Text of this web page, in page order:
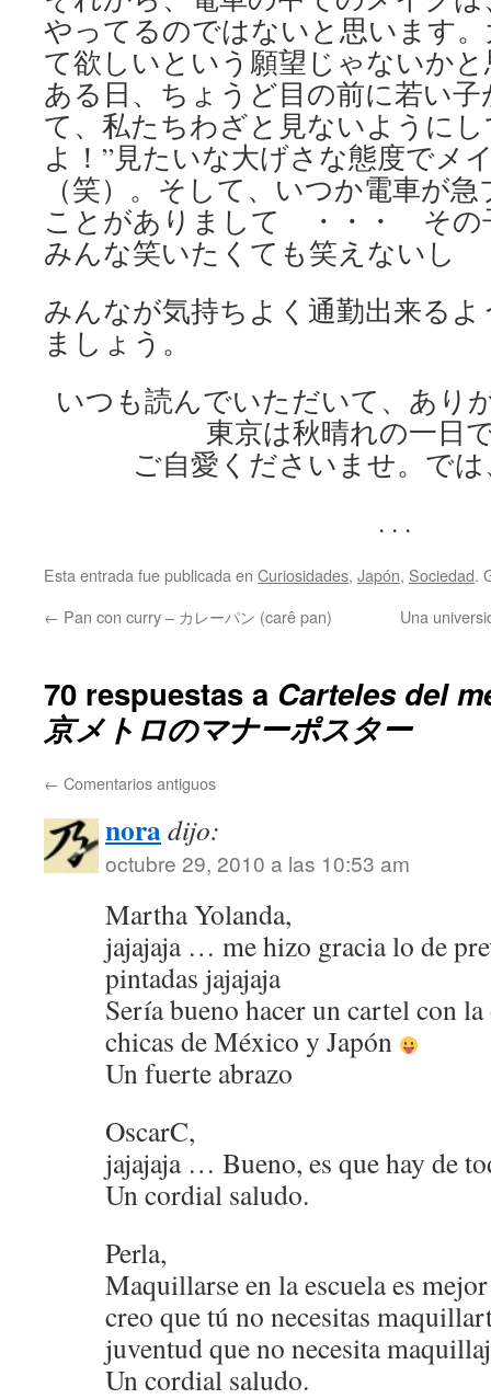
やってるのではないと思います
て欲しいという願望じゃないか
ある日、ちょうど目の前に若い
て、私たちわざと見ないように
よ！”見たいな大げさな態度でメ
（笑）。そして、いつか電車が
ことがありまして ・・・ その
みんな笑いたくても笑えないし
みんなが気持ちよく通勤出来る
ましょう。
いつも読んでいただいて、あり
東京は秋晴れの一日
ご自愛くださいませ。で
. . .
Esta entrada fue publicada en Curiosidades, Japón, Sociedad.
← Pan con curry – カレーパン (carê pan) Una
70 respuestas a Carteles del
京メトロのマナーポスター
← Comentarios antiguos
noradijo:
octubre 29, 2010 a las 10:53 am
Martha Yolanda,
jajajaja … me hizo gracia lo de
pintadas jajajaja
Sería bueno hacer un cartel con
chicas de México y Japón
Un fuerte abrazo
OscarC,
jajajaja … Bueno, es que hay de
Un cordial saludo.
Perla,
Maquillarse en la escuela es
creo que tú no necesitas
juventud que no necesita
Un cordial saludo.